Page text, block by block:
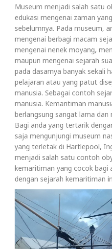
Museum menjadi salah satu
edukasi mengenai zaman
sebelumnya. Pada museum,
mengenai berbagi macam
mengenai nenek moyang,
maupun mengenai sejarah
pada dasarnya banyak sekali
pelajaran atau yang patut
manusia. Sebagai contoh
manusia. Kemaritiman
berlangsung sangat lama dan
Bagi anda yang tertarik
saja mengunjungi museum
yang terletak di Hartlepool,
menjadi salah satu contoh
kemaritiman yang cocok bagi
dengan sejarah kemaritiman